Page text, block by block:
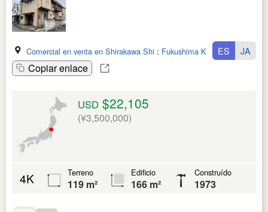
Comercial en venta en Shirakawa Shi : Fukushima Ken
Copiar enlace
ES JA
USD $22,105
(¥3,500,000)
4K Terreno
119 m²
Edificio
166 m²
Construído
1973